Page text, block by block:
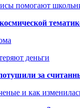
помогают
деньги
за
и как